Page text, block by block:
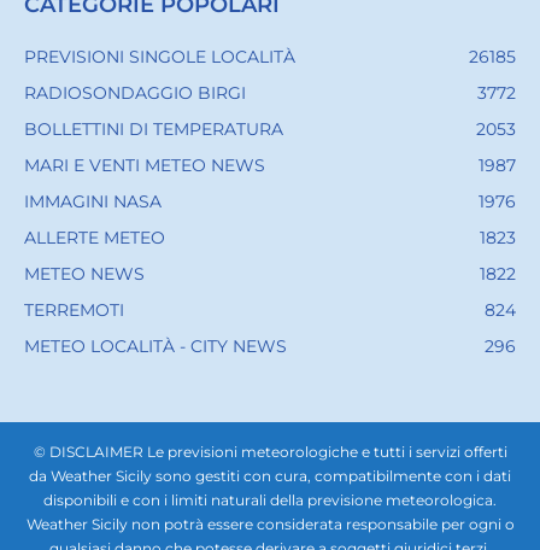
PREVISIONI SINGOLE LOCALITÀ
26185
RADIOSONDAGGIO BIRGI
3772
BOLLETTINI DI TEMPERATURA
2053
MARI E VENTI METEO NEWS
1987
IMMAGINI NASA
1976
ALLERTE METEO
1823
METEO NEWS
1822
TERREMOTI
824
METEO LOCALITÀ - CITY NEWS
296
© DISCLAIMER Le previsioni meteorologiche e tutti i servizi offerti
da Weather Sicily sono gestiti con cura, compatibilmente con i dati
disponibili e con i limiti naturali della previsione meteorologica.
Weather Sicily non potrà essere considerata responsabile per ogni o